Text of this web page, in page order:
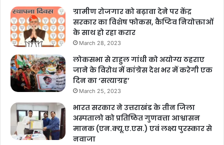
F
a
c
e
b
o
o
k
X
W
h
at
s
A
p
p
G
m
ai
l
C
o
p
y
Li
n
k
S
h
e
Copy URL
ग्रामीण रोजगार को बढ़ावा देने पर केंद्र
सरकार का विशेष फोकस, कैप्टिव नियोक्ताओं
के साथ हो रहा करार
March 28, 2023
लोकसभा से राहुल गांधी को अयोग्य ठहराए
जाने के विरोध में कांग्रेस देश भर में करेगी एक
दिन का ‘सत्याग्रह’
March 25, 2023
भारत सरकार ने उत्तराखंड के तीन जिला
अस्पतालो को प्रतिष्ठित गुणवत्ता आश्वासन
मानक (एन.क्यू.ए.एस.) एवं लक्ष्य पुरस्कार से
नवाजा